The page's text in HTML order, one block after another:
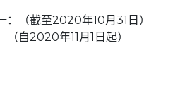
：（截至2020年10月31日）
（自2020年11月1日起）